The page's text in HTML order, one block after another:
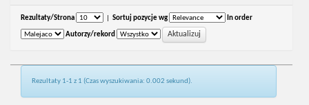
Rezultaty/Strona Sortuj pozycje wg In order
Autorzy/rekord
Rezultaty 1-1 z 1 (Czas wyszukiwania: 0.002 sekund).